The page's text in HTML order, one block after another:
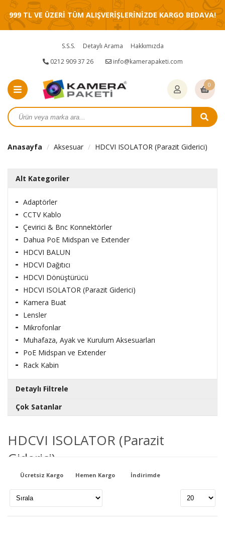
999 TL VE ÜZERİ TÜM ALIŞVERİŞLERİNİZDE KARGO BEDAVA!
S.S.S. Detaylı Arama
Hakkımızda
0212 909 37 26
info@kamerapaketi.com
0
Anasayfa Aksesuar HDCVI ISOLATOR (Parazit Giderici)
Alt Kategoriler
Adaptörler
CCTV Kablo
Çevirici & Bnc Konnektörler
Dahua PoE Midspan ve Extender
HDCVI BALUN
HDCVI Dağıtıcı
HDCVI Dönüştürücü
HDCVI ISOLATOR (Parazit Giderici)
Kamera Buat
Lensler
Mikrofonlar
Muhafaza, Ayak ve Kurulum Aksesuarları
PoE Midspan ve Extender
Rack Kabin
Detaylı Filtrele
Fiyat Aralığı
Çok Satanlar
EKİPMANLAR
Bullet Kamera
HDCVI ISOLATOR (Parazit
Giderici)
Ücretsiz Kargo Hemen Kargo İndirimde